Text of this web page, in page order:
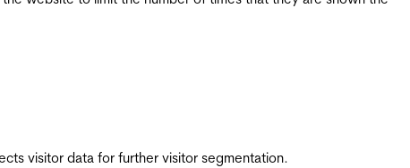
visitor data for further visitor segmentation.